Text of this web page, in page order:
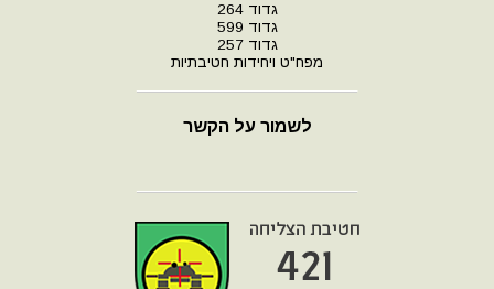
גדוד 264
גדוד 599
גדוד 257
מפח"ט ויחידות חטיבתיות
לשמור על הקשר